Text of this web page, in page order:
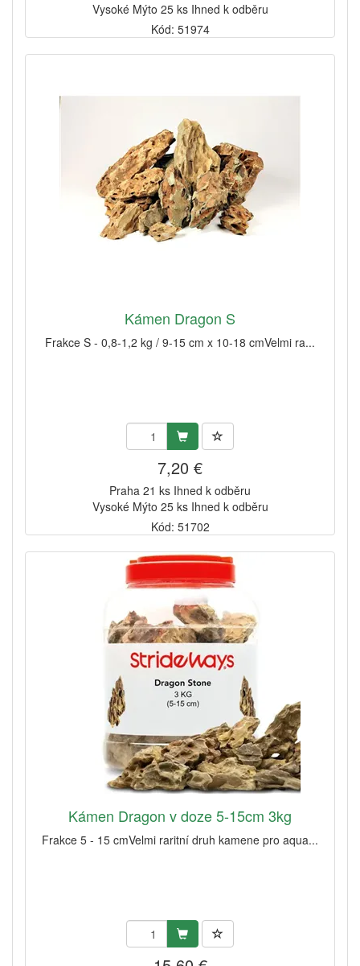
Vysoké Mýto 25 ks Ihned k odběru
Kód: 51974
Kámen Dragon S
Frakce S - 0,8-1,2 kg / 9-15 cm x 10-18 cmVelmi ra...
7,20 €
Praha 21 ks Ihned k odběru
Vysoké Mýto 25 ks Ihned k odběru
Kód: 51702
Kámen Dragon v doze 5-15cm 3kg
Frakce 5 - 15 cmVelmi raritní druh kamene pro aqua...